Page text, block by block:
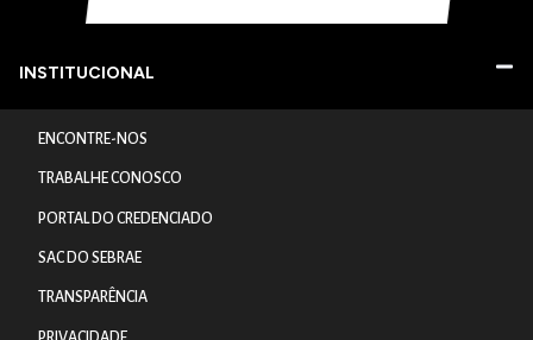
INSTITUCIONAL
ENCONTRE-NOS
TRABALHE CONOSCO
PORTAL DO CREDENCIADO
SAC DO SEBRAE
TRANSPARÊNCIA